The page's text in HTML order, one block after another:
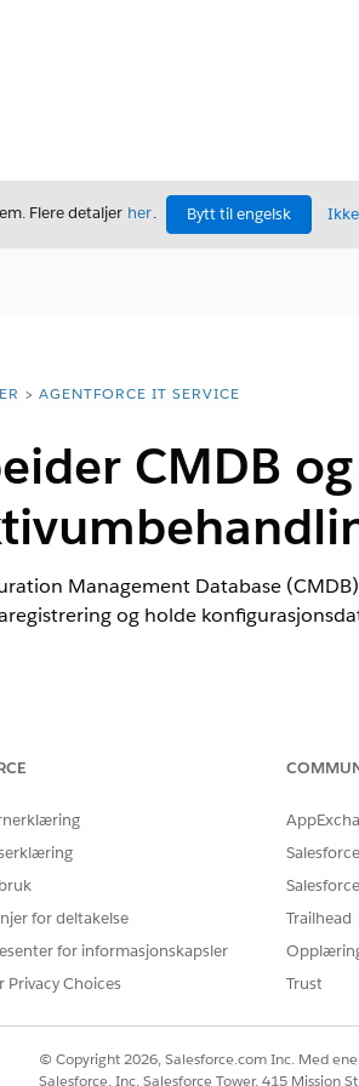
Flere detaljer her. Bytt til engelsk
AGENTFORCE IT SERVICE
CMDB
Management Database
og holde
Edition med Agentforce
for å gi organisasjonen en
for
og skyinfrastruktur. Etter å ha
oppdatere eksisterende CIs.
til andre komponenter.
Discovery bidrar til å redusere
i samsvar med
for deltakelse
for informasjonskapsler
Privacy Choices
Trailhead
Trust
© Copyright 2026, Salesforce.com Inc. Med
Salesforce, Inc. Salesforce Tower, 415 Mission